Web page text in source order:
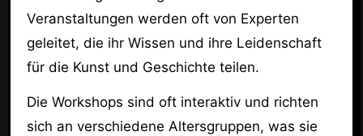
Veranstaltungen werden oft von Experten
geleitet, die ihr Wissen und ihre Leidenschaft
für die Kunst und Geschichte teilen.
Die Workshops sind oft interaktiv und richten
sich an verschiedene Altersgruppen, was sie